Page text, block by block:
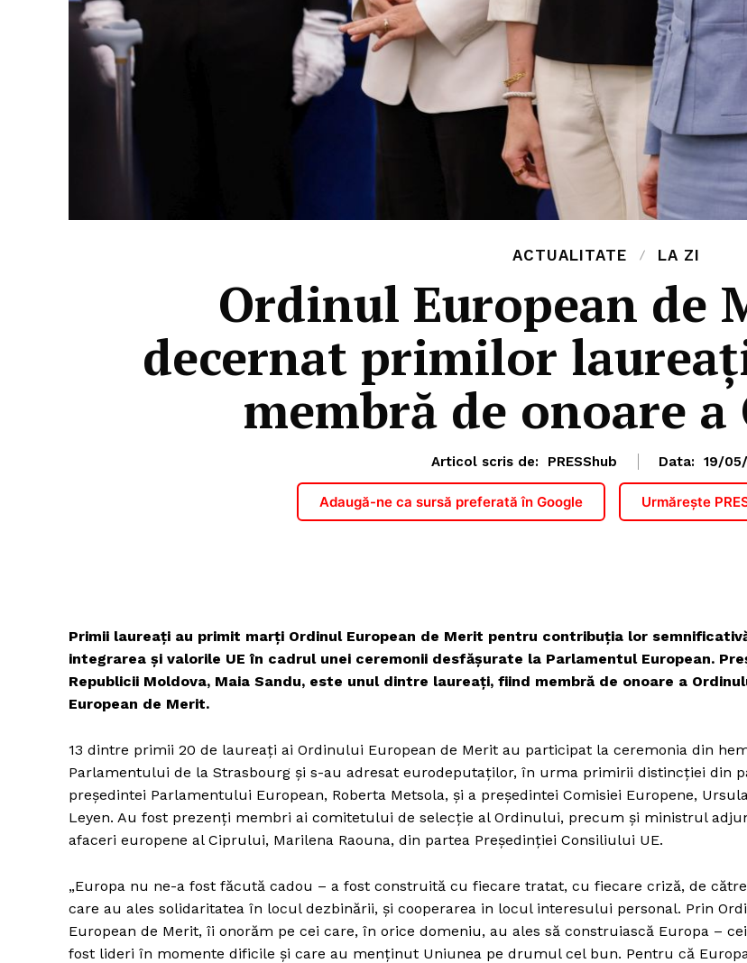
ACTUALITATE LA ZI
Ordinul European de
decernat primilor
membră de onoare
Articol scris de: PRESShub Data: 19/
Adaugă-ne ca sursă preferată în Google Urmărește
Primii laureați au primit marți Ordinul European de Merit pentru contribuția lor
integrarea și valorile UE în cadrul unei ceremonii desfășurate la Parlamentul European.
Republicii Moldova, Maia Sandu, este unul dintre laureați, fiind membră de onoare a
European de Merit.
13 dintre primii 20 de laureați ai Ordinului European de Merit au participat la ceremonia din
Parlamentului de la Strasbourg și s-au adresat eurodeputaților, în urma primirii distincției din
președintei Parlamentului European, Roberta Metsola, și a președintei Comisiei Europene,
Leyen. Au fost prezenți membri ai comitetului de selecție al Ordinului, precum și ministrul
afaceri europene al Ciprului, Marilena Raouna, din partea Președinției Consiliului UE.
„Europa nu ne-a fost făcută cadou – a fost construită cu fiecare tratat, cu fiecare criză, de
care au ales solidaritatea în locul dezbinării, și cooperarea in locul interesului personal. Prin
European de Merit, îi onorăm pe cei care, în orice domeniu, au ales să construiască Europa –
fost lideri în momente dificile și care au menținut Uniunea pe drumul cel bun. Pentru că